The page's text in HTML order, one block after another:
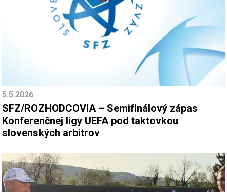
5.5.2026
SFZ/ROZHODCOVIA – Semifinálový zápas
Konferenčnej ligy UEFA pod taktovkou
slovenských arbitrov